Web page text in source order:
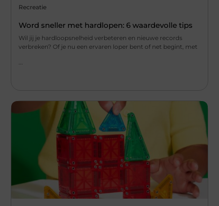
Recreatie
Word sneller met hardlopen: 6 waardevolle tips
Wil jij je hardloopsnelheid verbeteren en nieuwe records
verbreken? Of je nu een ervaren loper bent of net begint, met